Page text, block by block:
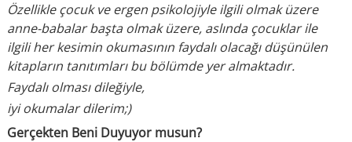
Özellikle çocuk ve ergen psikolojiyle ilgili olmak üzere
anne-babalar başta olmak üzere, aslında çocuklar ile
ilgili her kesimin okumasının faydalı olacağı düşünülen
kitapların tanıtımları bu bölümde yer almaktadır.
Faydalı olması dileğiyle,
iyi okumalar dilerim;)
Gerçekten Beni Duyuyor musun?